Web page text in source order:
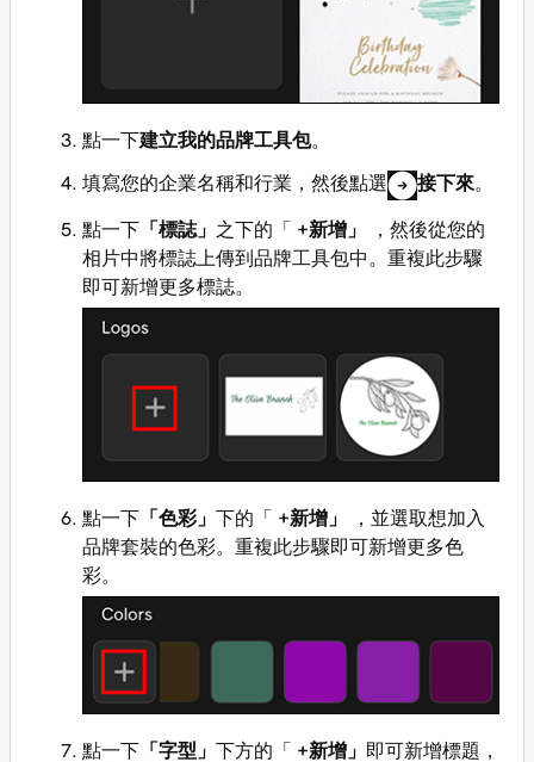
點一下建立我的品牌工具包。
填寫您的企業名稱和行業，然後點選 接下來
點一下 「標誌」 之下的「 +新增」
，然後從您的
相片中將標誌上傳到品牌工具包中。重複此步驟
即可新增更多標誌。
點一下 「色彩」 下的「 +新增」
，並選取想加入
品牌套裝的色彩。重複此步驟即可新增更多色
彩。
點一下 「字型」 下方的「 +新增」
即可新增標題，